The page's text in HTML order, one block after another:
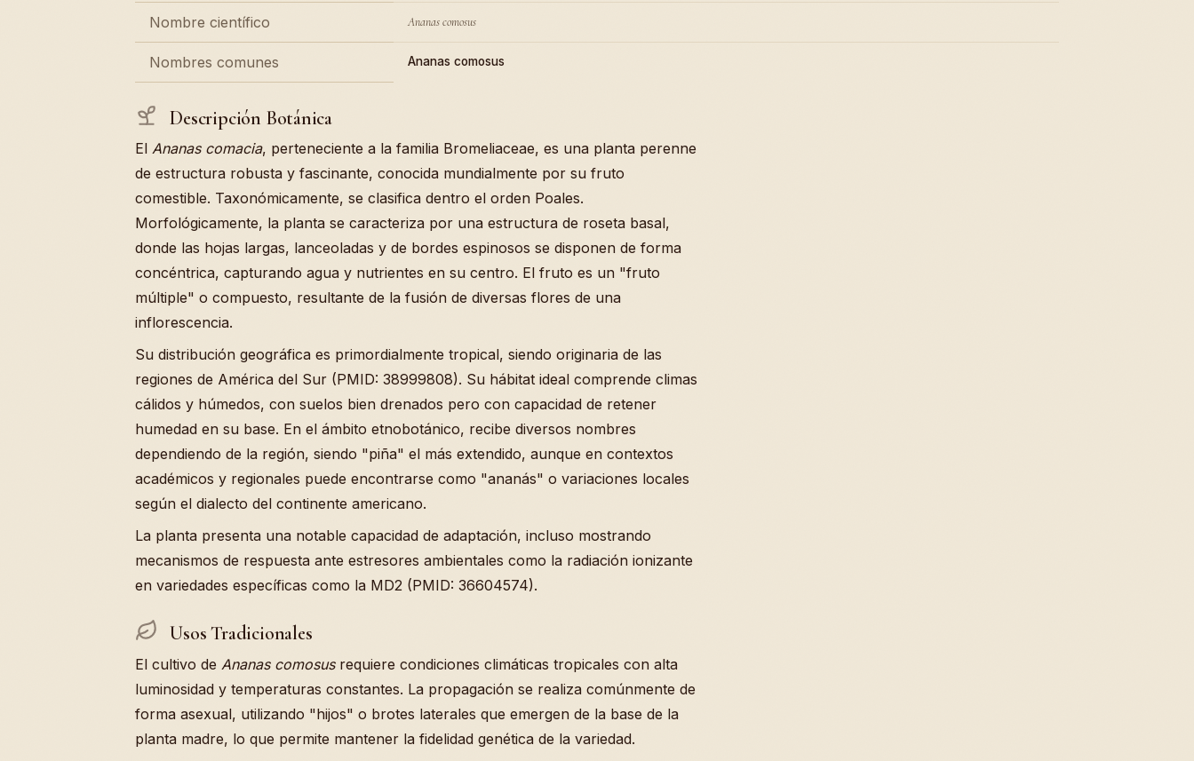
Nombre científico Ananas comosus
Nombres comunes Ananas comosus
Descripción Botánica
El Ananas comacia, perteneciente a la familia Bromeliaceae, es una planta perenne
de estructura robusta y fascinante, conocida mundialmente por su fruto
comestible. Taxonómicamente, se clasifica dentro el orden Poales.
Morfológicamente, la planta se caracteriza por una estructura de roseta basal,
donde las hojas largas, lanceoladas y de bordes espinosos se disponen de forma
concéntrica, capturando agua y nutrientes en su centro. El fruto es un "fruto
múltiple" o compuesto, resultante de la fusión de diversas flores de una
inflorescencia.
Su distribución geográfica es primordialmente tropical, siendo originaria de las
regiones de América del Sur (PMID: 38999808). Su hábitat ideal comprende climas
cálidos y húmedos, con suelos bien drenados pero con capacidad de retener
humedad en su base. En el ámbito etnobotánico, recibe diversos nombres
dependiendo de la región, siendo "piña" el más extendido, aunque en contextos
académicos y regionales puede encontrarse como "ananás" o variaciones locales
según el dialecto del continente americano.
La planta presenta una notable capacidad de adaptación, incluso mostrando
mecanismos de respuesta ante estresores ambientales como la radiación ionizante
en variedades específicas como la MD2 (PMID: 36604574).
Usos Tradicionales
El cultivo de Ananas comosusrequiere condiciones climáticas tropicales con alta
luminosidad y temperaturas constantes. La propagación se realiza comúnmente de
forma asexual, utilizando "hijos" o brotes laterales que emergen de la base de la
planta madre, lo que permite mantener la fidelidad genética de la variedad.